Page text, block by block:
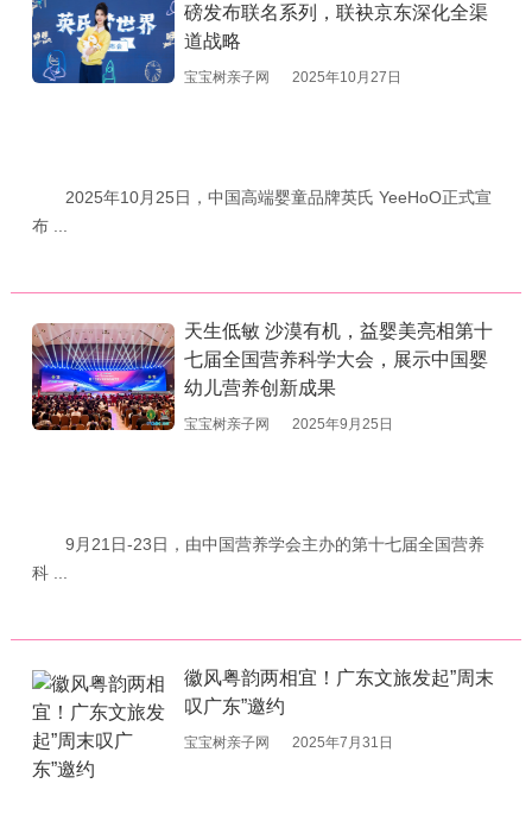
磅发布联名系列，联袂京东深化全渠
道战略
宝宝树亲子网 2025年10月27日
2025年10月25日，中国高端婴童品牌英氏 YeeHoO正式宣
布 ...
天生低敏 沙漠有机，益婴美亮相第十
七届全国营养科学大会，展示中国婴
幼儿营养创新成果
宝宝树亲子网 2025年9月25日
9月21日-23日，由中国营养学会主办的第十七届全国营养
科 ...
徽风粤韵两相宜！广东文旅发起”周末
叹广东”邀约
宝宝树亲子网 2025年7月31日